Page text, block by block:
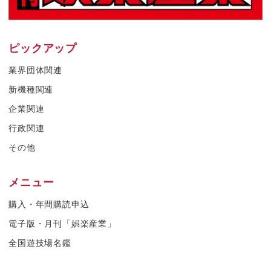
ピックアップ
業界団体関連
新機種関連
企業関連
行政関連
その他
メニュー
購入・年間購読申込
電子版・月刊「娯楽産業」
全国遊技場名鑑